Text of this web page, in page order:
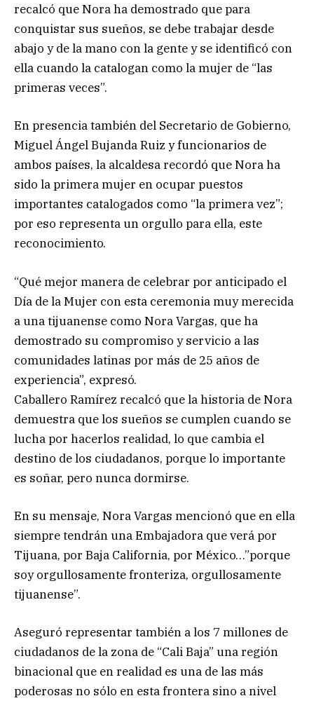
recalcó que Nora ha demostrado que para
conquistar sus sueños, se debe trabajar desde
abajo y de la mano con la gente y se identificó con
ella cuando la catalogan como la mujer de “las
primeras veces”.
En presencia también del Secretario de Gobierno,
Miguel Ángel Bujanda Ruiz y funcionarios de
ambos países, la alcaldesa recordó que Nora ha
sido la primera mujer en ocupar puestos
importantes catalogados como “la primera vez”;
por eso representa un orgullo para ella, este
reconocimiento.
“Qué mejor manera de celebrar por anticipado el
Día de la Mujer con esta ceremonia muy merecida
a una tijuanense como Nora Vargas, que ha
demostrado su compromiso y servicio a las
comunidades latinas por más de 25 años de
experiencia”, expresó.
Caballero Ramírez recalcó que la historia de Nora
demuestra que los sueños se cumplen cuando se
lucha por hacerlos realidad, lo que cambia el
destino de los ciudadanos, porque lo importante
es soñar, pero nunca dormirse.
En su mensaje, Nora Vargas mencionó que en ella
siempre tendrán una Embajadora que verá por
Tijuana, por Baja California, por México…”porque
soy orgullosamente fronteriza, orgullosamente
tijuanense”.
Aseguró representar también a los 7 millones de
ciudadanos de la zona de “Cali Baja” una región
binacional que en realidad es una de las más
poderosas no sólo en esta frontera sino a nivel